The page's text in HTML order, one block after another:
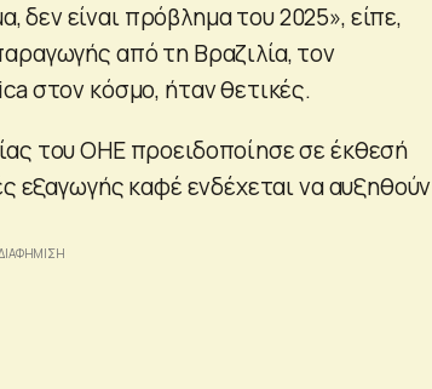
είναι πρόβλημα του 2025», είπε,
από τη Βραζιλία, τον
στον κόσμο, ήταν θετικές.
του ΟΗΕ προειδοποίησε σε έκθεσή
εξαγωγής καφέ ενδέχεται να αυξηθούν